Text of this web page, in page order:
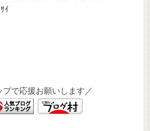
ｲ
プで応援お願いします／